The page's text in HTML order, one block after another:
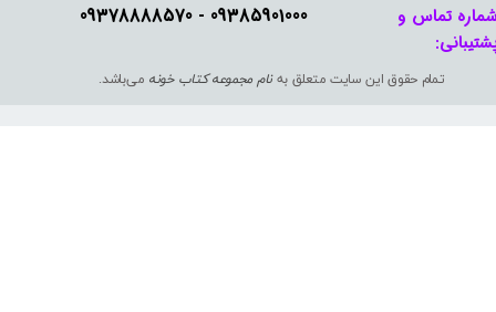
09385901000 - 09378888570​​​​​​​
تمام حقوق این سایت متعلق بهنام مجموعه کتاب خونه می‌باشد.
تماس و